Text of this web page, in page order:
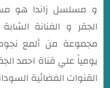
و مسلسل زاندا هو
الجقر و الفنانة
مجموعة من ألمع نجوم
يومياً علي قناة احمد
القنوات الفضائية